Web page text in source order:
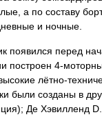
а по составу
и ночные.
появился перед
построен 4-
лётно-
были созданы в
Де Хэвилленд